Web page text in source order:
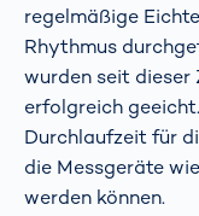
regelmäßige
Rhythmus
wurden seit dieser
erfolgreich
Durchlaufzeit für
die Messgeräte
werden können.